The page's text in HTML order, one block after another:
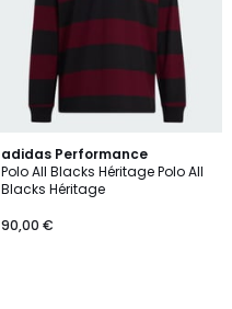
adidas Performance
Polo All Blacks Héritage Polo All
Blacks Héritage
90,00 €